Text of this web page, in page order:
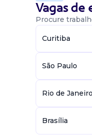
Vagas de
Procure
Curitiba
São Paulo
Rio de Janeiro
Brasília